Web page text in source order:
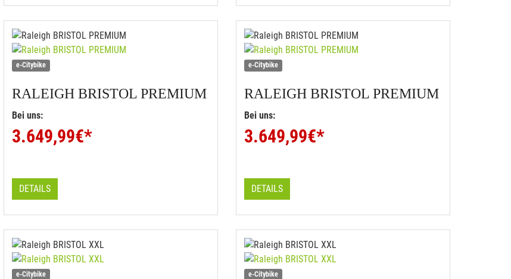
e-Citybike
RALEIGH BRISTOL PREMIUM
Bei uns:
3.649,99€*
DETAILS
e-Citybike
RALEIGH BRISTOL PREMIUM
Bei uns:
3.649,99€*
DETAILS
e-Citybike e-Citybike